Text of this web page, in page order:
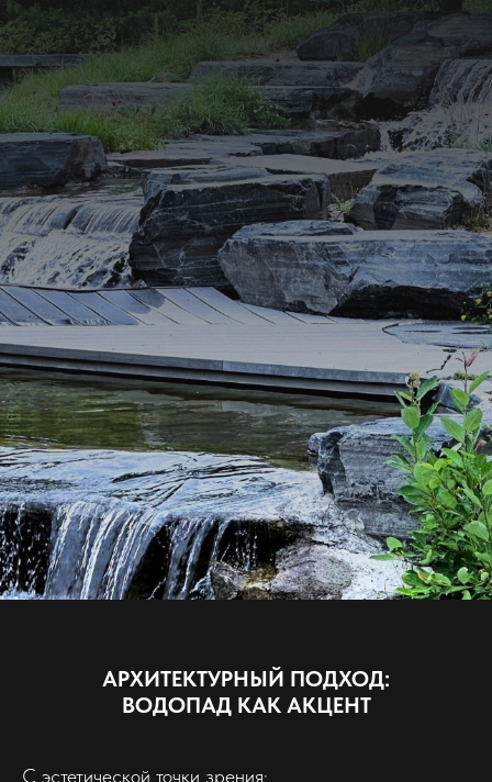
АРХИТЕКТУРНЫЙ ПОДХОД:
ВОДОПАД КАК АКЦЕНТ
С эстетической точки зрения: